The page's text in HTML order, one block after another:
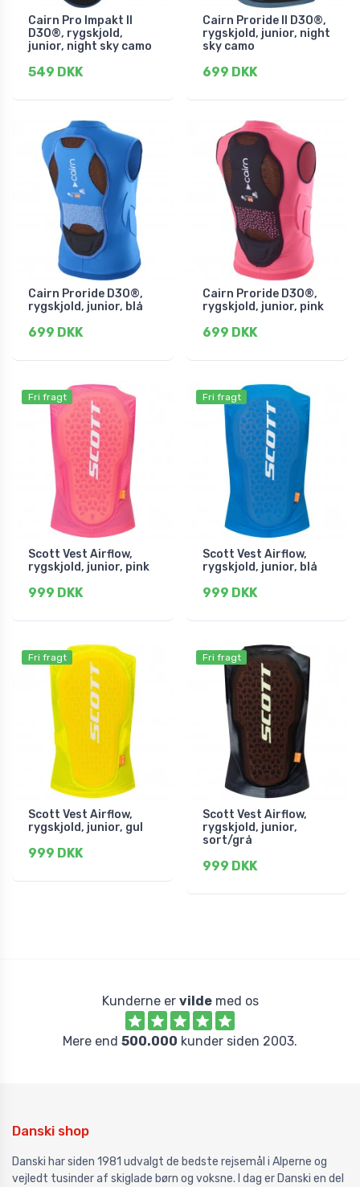
Cairn Pro Impakt II
D3O®, rygskjold,
junior, night sky camo
549 DKK
Cairn Proride II D3O®,
rygskjold, junior, night
sky camo
699 DKK
Cairn Proride D3O®,
rygskjold, junior, blå
699 DKK
Cairn Proride D3O®,
rygskjold, junior, pink
699 DKK
Fri fragt
Scott Vest Airflow,
rygskjold, junior, pink
999 DKK
Fri fragt
Scott Vest Airflow,
rygskjold, junior, blå
999 DKK
Fri fragt
Scott Vest Airflow,
rygskjold, junior, gul
999 DKK
Fri fragt
Scott Vest Airflow,
rygskjold, junior,
sort/grå
999 DKK
Kunderne er vildemed os
Mere end 500.000 kunder siden 2003.
Danski shop
Danski har siden 1981 udvalgt de bedste rejsemål i Alperne og
vejledt tusinder af skiglade børn og voksne. I dag er Danski en del